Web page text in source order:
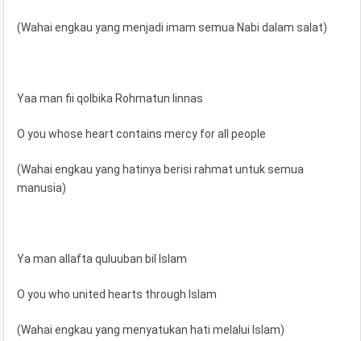
(Wahai engkau yang menjadi imam semua Nabi dalam salat)
Yaa man fii qolbika Rohmatun linnas
O you whose heart contains mercy for all people
(Wahai engkau yang hatinya berisi rahmat untuk semua
manusia)
Ya man allafta quluuban bil Islam
O you who united hearts through Islam
(Wahai engkau yang menyatukan hati melalui Islam)